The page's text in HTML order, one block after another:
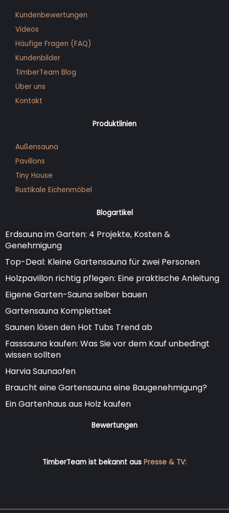
Kundenbewertungen
Videos
Häufige Fragen (FAQ)
Kunden­bilder
TimberTeam Blog
Über uns
Kontakt
Produktlinien
Außensauna
Pavillons
Tiny House
Rustikale Eichenmöbel
Blogartikel
Erdsauna im Garten: 4 Projekte, Kosten &
Genehmigung
Top-Deal: Kleine Gartensauna für zwei Personen
Holzpavillon richtig pflegen: Eine praktische Anleitung
Eigene Garten-Sauna selber bauen
Gartensauna Komplettset
Saunen lösen den Hot Tubs Trend ab
Fasssauna kaufen: Was Sie vor dem Kauf unbedingt
wissen sollten
Harvia Saunaofen
Braucht eine Gartensauna eine Baugenehmigung?
Ein Gartenhaus aus Holz kaufen
Bewertungen
TimberTeam ist bekannt aus Presse & TV: